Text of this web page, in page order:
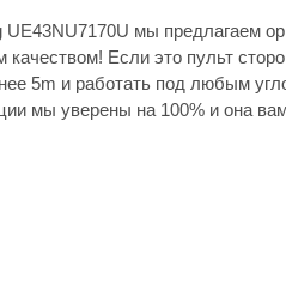
мы предлагаем
качеством! Если это пульт
5m и работать под любым
мы уверены на 100% и она